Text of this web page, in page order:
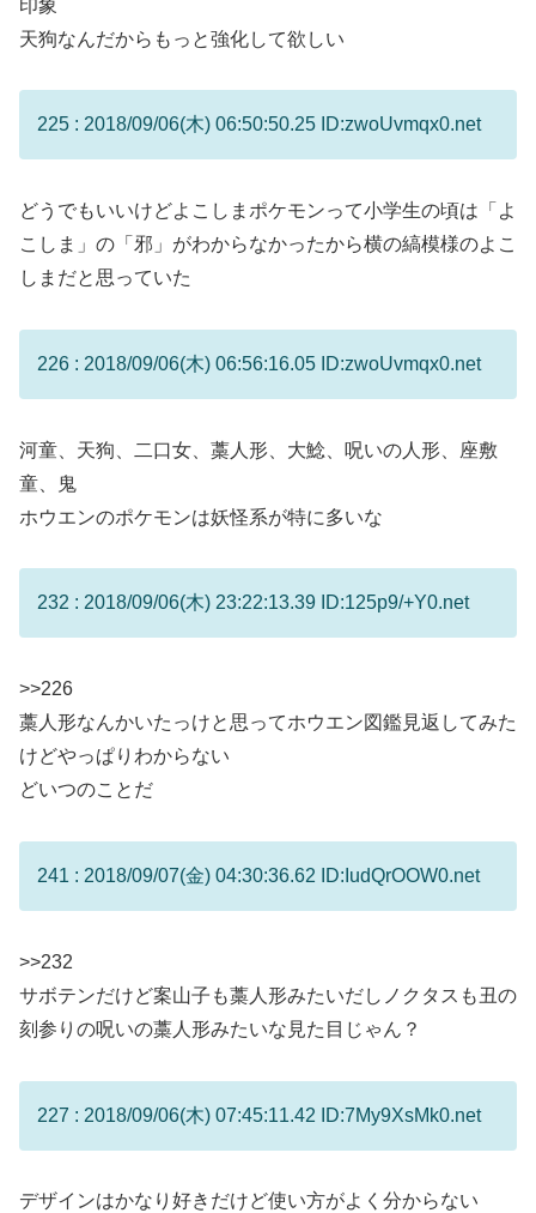
印象
天狗なんだからもっと強化して欲しい
225 : 2018/09/06(木) 06:50:50.25 ID:zwoUvmqx0.net
どうでもいいけどよこしまポケモンって小学生の頃は「よ
こしま」の「邪」がわからなかったから横の縞模様のよこ
しまだと思っていた
226 : 2018/09/06(木) 06:56:16.05 ID:zwoUvmqx0.net
河童、天狗、二口女、藁人形、大鯰、呪いの人形、座敷
童、鬼
ホウエンのポケモンは妖怪系が特に多いな
232 : 2018/09/06(木) 23:22:13.39 ID:125p9/+Y0.net
>>226
藁人形なんかいたっけと思ってホウエン図鑑見返してみた
けどやっぱりわからない
どいつのことだ
241 : 2018/09/07(金) 04:30:36.62 ID:IudQrOOW0.net
>>232
サボテンだけど案山子も藁人形みたいだしノクタスも丑の
刻参りの呪いの藁人形みたいな見た目じゃん？
227 : 2018/09/06(木) 07:45:11.42 ID:7My9XsMk0.net
デザインはかなり好きだけど使い方がよく分からない